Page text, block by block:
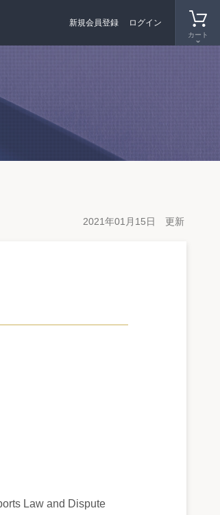
カート
新規会員登録 ログイン
2021年01月15日 更新
Law and Dispute